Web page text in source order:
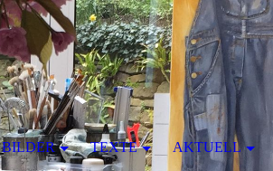
BILDER TEXTE AKTUELL